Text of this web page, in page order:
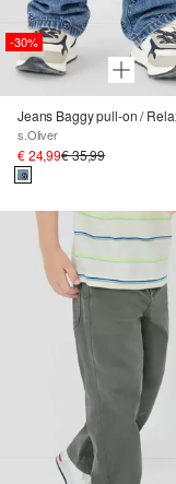
-30%
s.Oliver
€ 24,99€ 35,99